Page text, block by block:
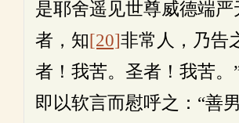
是耶舍遥见世尊威德端严
者，知[20]非常人，乃告
者！我苦。圣者！我苦。
即以软言而慰呼之：“善